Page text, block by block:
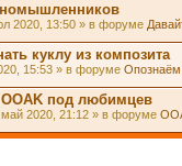
2020, 13:50 » в форуме
куклу из композита
15:53 » в форуме Опознаём
под любимцев
май 2020, 21:12 » в форуме